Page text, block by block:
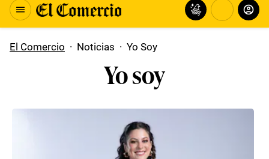
El Comercio · Noticias · Yo Soy
Yo soy